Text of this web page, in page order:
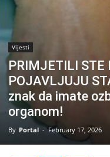
Vijesti
PRIMJETILI STE
POJAVLJUJU
znak da imate
organom!
By Portal - February 17, 2026